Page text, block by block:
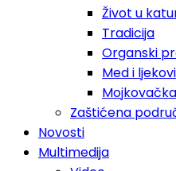
Život u
Tradicija
Organski
Med i
Zaštićena
Novosti
Multimedija